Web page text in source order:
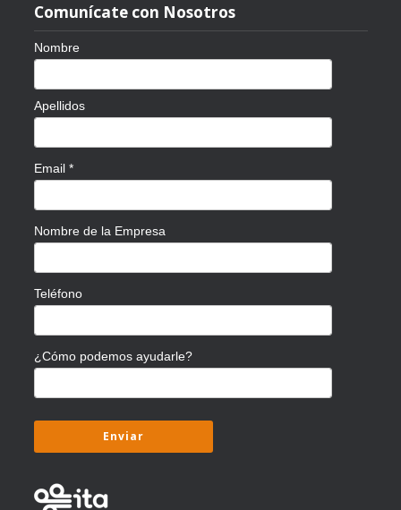
Comunícate con Nosotros
Nombre
Apellidos
Email *
Nombre de la Empresa
Teléfono
¿Cómo podemos ayudarle?